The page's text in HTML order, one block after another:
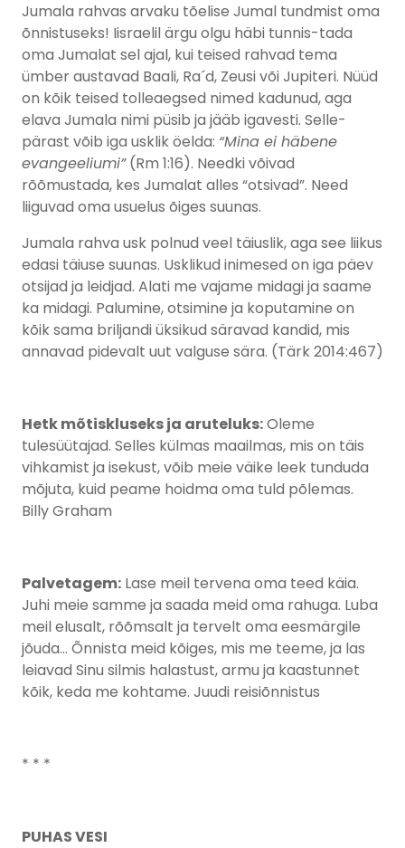
Jumala rahvas arvaku tõelise Jumal tundmist oma
õnnistuseks! Iisraelil ärgu olgu häbi tunnis-tada
oma Jumalat sel ajal, kui teised rahvad tema
ümber austavad Baali, Ra´d, Zeusi või Jupiteri. Nüüd
on kõik teised tolleaegsed nimed kadunud, aga
elava Jumala nimi püsib ja jääb igavesti. Selle-
pärast võib iga usklik öelda: “Mina ei häbene
evangeeliumi”(Rm 1:16). Needki võivad
rõõmustada, kes Jumalat alles “otsivad”. Need
liiguvad oma usuelus õiges suunas.
Jumala rahva usk polnud veel täiuslik, aga see liikus
edasi täiuse suunas. Usklikud inimesed on iga päev
otsijad ja leidjad. Alati me vajame midagi ja saame
ka midagi. Palumine, otsimine ja koputamine on
kõik sama briljandi üksikud säravad kandid, mis
annavad pidevalt uut valguse sära. (Tärk 2014:467)
Hetk mõtiskluseks ja aruteluks:Oleme
tulesüütajad. Selles külmas maailmas, mis on täis
vihkamist ja isekust, võib meie väike leek tunduda
mõjuta, kuid peame hoidma oma tuld põlemas.
Billy Graham
Palvetagem: Lase meil tervena oma teed käia.
Juhi meie samme ja saada meid oma rahuga. Luba
meil elusalt, rõõmsalt ja tervelt oma eesmärgile
jõuda… Õnnista meid kõiges, mis me teeme, ja las
leiavad Sinu silmis halastust, armu ja kaastunnet
kõik, keda me kohtame. Juudi reisiõnnistus
* * *
PUHAS VESI